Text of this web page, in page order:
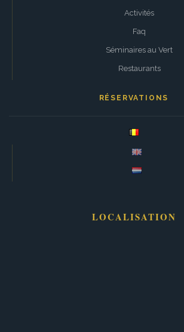
Activités
Faq
Séminaires au Vert
Restaurants
RÉSERVATIONS
LOCALISATION